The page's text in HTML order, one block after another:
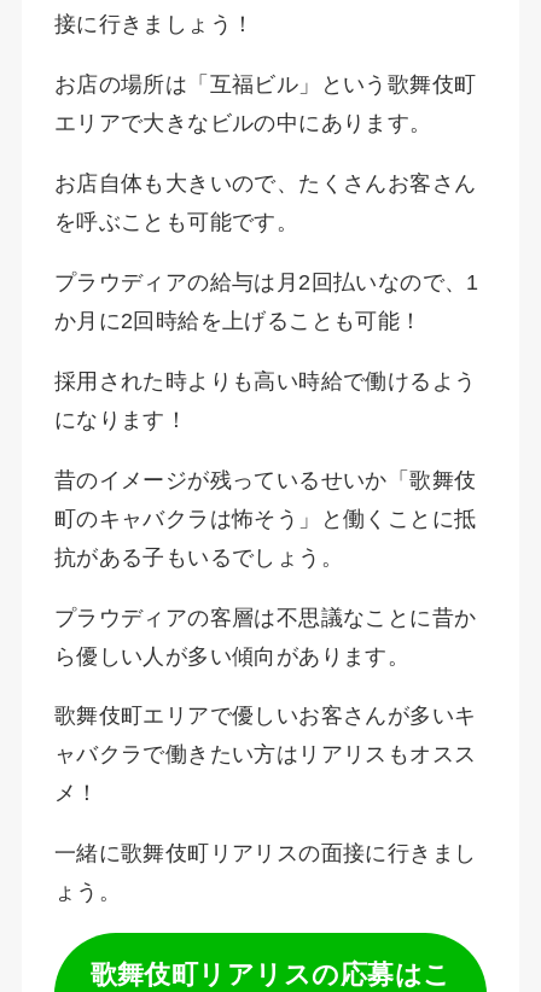
接に行きましょう！
お店の場所は「互福ビル」という歌舞伎町
エリアで大きなビルの中にあります。
お店自体も大きいので、たくさんお客さん
を呼ぶことも可能です。
プラウディアの給与は月2回払いなので、1
か月に2回時給を上げることも可能！
採用された時よりも高い時給で働けるよう
になります！
昔のイメージが残っているせいか「歌舞伎
町のキャバクラは怖そう」と働くことに抵
抗がある子もいるでしょう。
プラウディアの客層は不思議なことに昔か
ら優しい人が多い傾向があります。
歌舞伎町エリアで優しいお客さんが多いキ
ャバクラで働きたい方はリアリスもオスス
メ！
一緒に歌舞伎町リアリスの面接に行きまし
ょう。
歌舞伎町リアリスの応募はこ